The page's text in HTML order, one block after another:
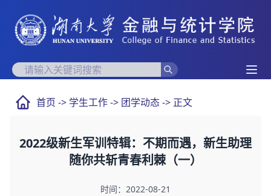
首页 -> 学生工作-> 团学动态-> 正文
2022级新生军训特辑：不期而遇，新生助理
随你共斩青春利棘（一）
时间：2022-08-21